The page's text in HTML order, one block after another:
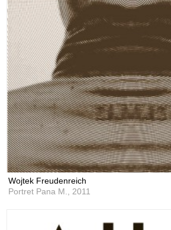
Wojtek Freudenreich
Portret Pana M., 2011